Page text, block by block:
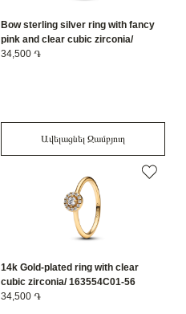
Bow sterling silver ring with fancy
pink and clear cubic zirconia/
193510C01-58
34,500 ֏
Ավելացնել Զամբյուղ
14k Gold-plated ring with clear
cubic zirconia/ 163554C01-56
34,500 ֏